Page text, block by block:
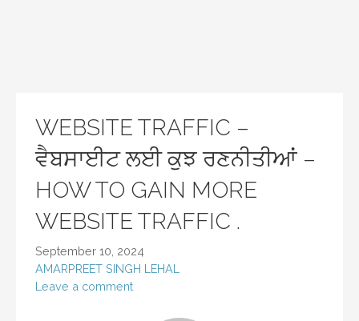
WEBSITE TRAFFIC –
ਵੈਬਸਾਈਟ ਲਈ ਕੁਝ ਰਣਨੀਤੀਆਂ –
HOW TO GAIN MORE
WEBSITE TRAFFIC .
September 10, 2024
AMARPREET SINGH LEHAL
Leave a comment